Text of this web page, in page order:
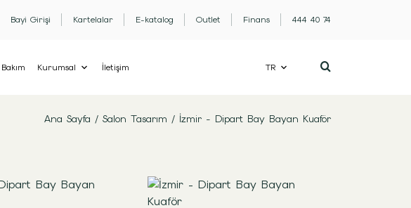
Bayi Girişi Kartelalar E-katalog Outlet Finans 444 40 74
Kurumsal İletişim TR
Ana Sayfa / Salon Tasarım / İzmir - Dipart Bay Bayan Kuaför